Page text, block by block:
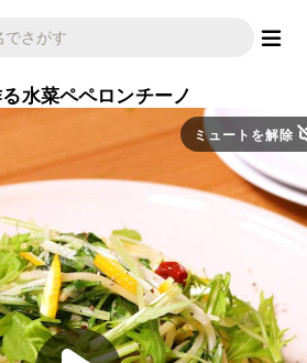
水菜ペペロンチーノ
ミュートを解除